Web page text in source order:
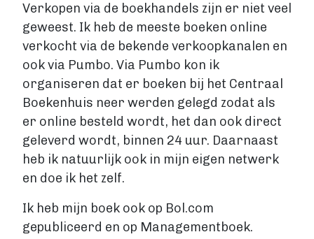
Verkopen via de boekhandels zijn er niet veel
geweest. Ik heb de meeste boeken online
verkocht via de bekende verkoopkanalen en
ook via Pumbo. Via Pumbo kon ik
organiseren dat er boeken bij het Centraal
Boekenhuis neer werden gelegd zodat als
er online besteld wordt, het dan ook direct
geleverd wordt, binnen 24 uur. Daarnaast
heb ik natuurlijk ook in mijn eigen netwerk
en doe ik het zelf.
Ik heb mijn boek ook op Bol.com
gepubliceerd en op Managementboek.